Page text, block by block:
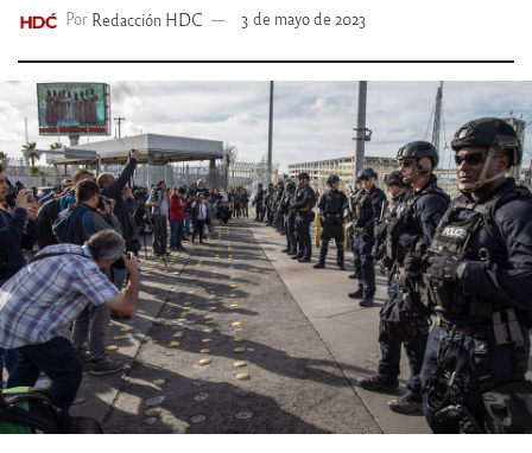
Por Redacción HDC 3 de mayo de 2023